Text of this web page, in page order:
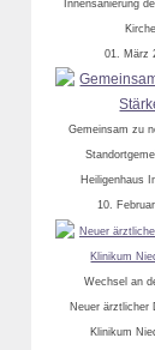
Innensanierung
Kirche
01. März
Gemeinsam zu
Heiligenhaus
10.
Wechsel an
Neuer ärztlicher
Klinikum